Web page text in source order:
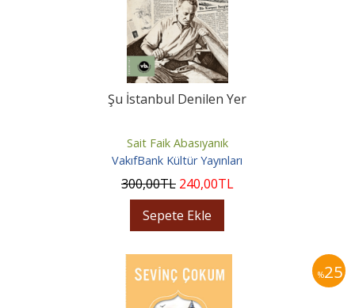
Şu İstanbul Denilen Yer
Sait Faik Abasıyanık
VakıfBank Kültür Yayınları
300,00TL 240,00TL
Sepete Ekle
%25